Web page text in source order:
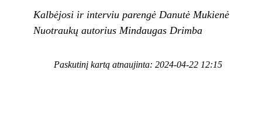
Kalbėjosi ir interviu parengė Danutė Mukienė
Nuotraukų autorius Mindaugas Drimba
Paskutinį kartą atnaujinta: 2024-04-22 12:15